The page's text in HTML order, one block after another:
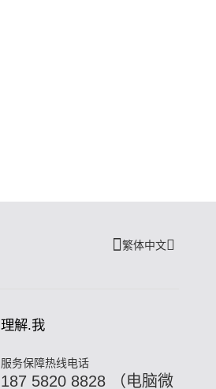
繁体中文
理解.我
服务保障热线电话
187 5820 8828 （电脑微